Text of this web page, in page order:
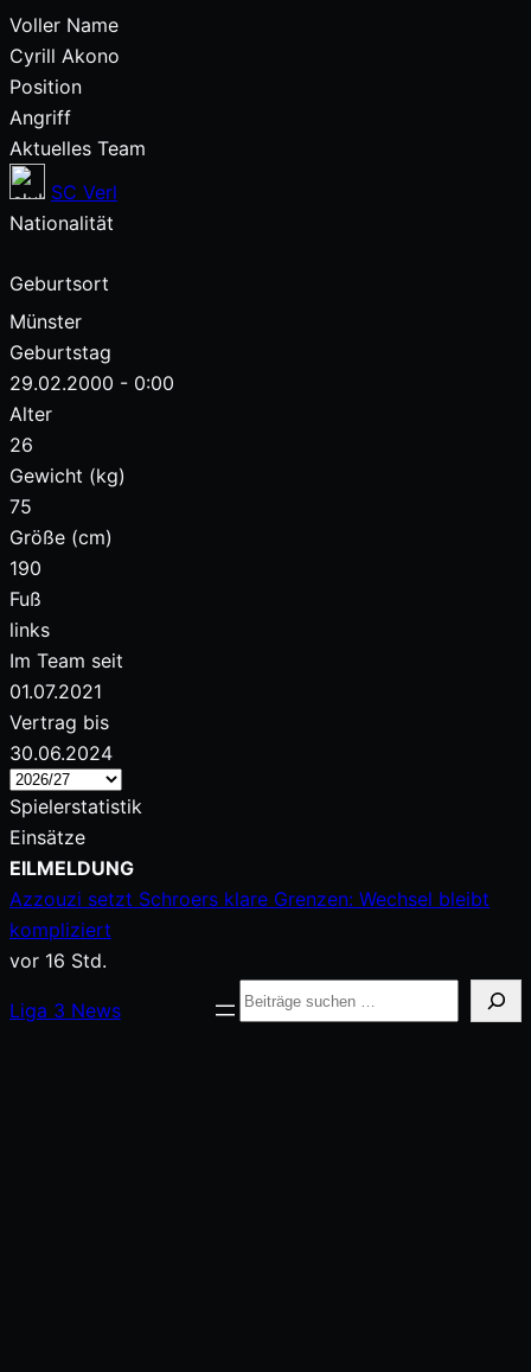
Voller Name
Cyrill Akono
Position
Angriff
Aktuelles Team
SC Verl
Nationalität
Geburtsort
Münster
Geburtstag
29.02.2000 - 0:00
Alter
26
Gewicht (kg)
75
Größe (cm)
190
Fuß
links
Im Team seit
01.07.2021
Vertrag bis
30.06.2024
Spielerstatistik
Einsätze
Zum
Inhalt
springen
EILMELDUNG
Azzouzi setzt Schroers klare Grenzen: Wechsel bleibt
kompliziert
vor 16 Std.
Liga 3 News
Suche